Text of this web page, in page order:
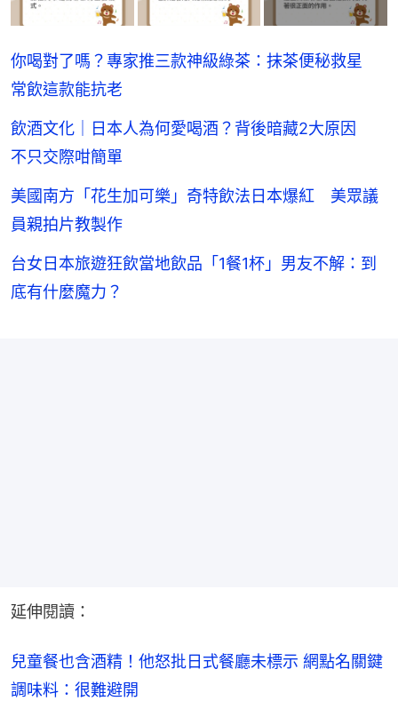
你喝對了嗎？專家推三款神級綠茶：抹茶便秘救星
常飲這款能抗老
飲酒文化｜日本人為何愛喝酒？背後暗藏2大原因
不只交際咁簡單
美國南方「花生加可樂」奇特飲法日本爆紅 美眾議
員親拍片教製作
台女日本旅遊狂飲當地飲品「1餐1杯」男友不解：到
底有什麼魔力？
延伸閱讀：
兒童餐也含酒精！他怒批日式餐廳未標示 網點名關鍵
調味料：很難避開